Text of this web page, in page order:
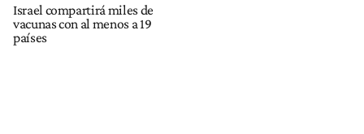
Israel compartirá miles de
vacunas con al menos a 19
países